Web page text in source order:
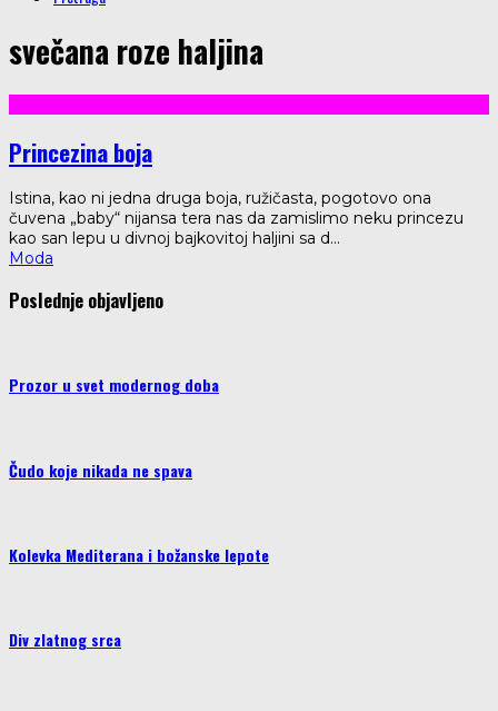
svečana roze haljina
Princezina boja
Istina, kao ni jedna druga boja, ružičasta, pogotovo ona
čuvena „baby“ nijansa tera nas da zamislimo neku princezu
kao san lepu u divnoj bajkovitoj haljini sa d...
Moda
Poslednje objavljeno
Prozor u svet modernog doba
Čudo koje nikada ne spava
Kolevka Mediterana i božanske lepote
Div zlatnog srca